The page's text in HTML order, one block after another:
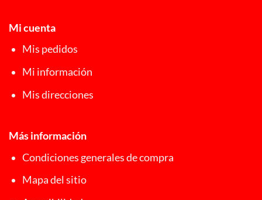
Mi cuenta
Mis pedidos
Mi información
Mis direcciones
Más información
Condiciones generales de compra
Mapa del sitio